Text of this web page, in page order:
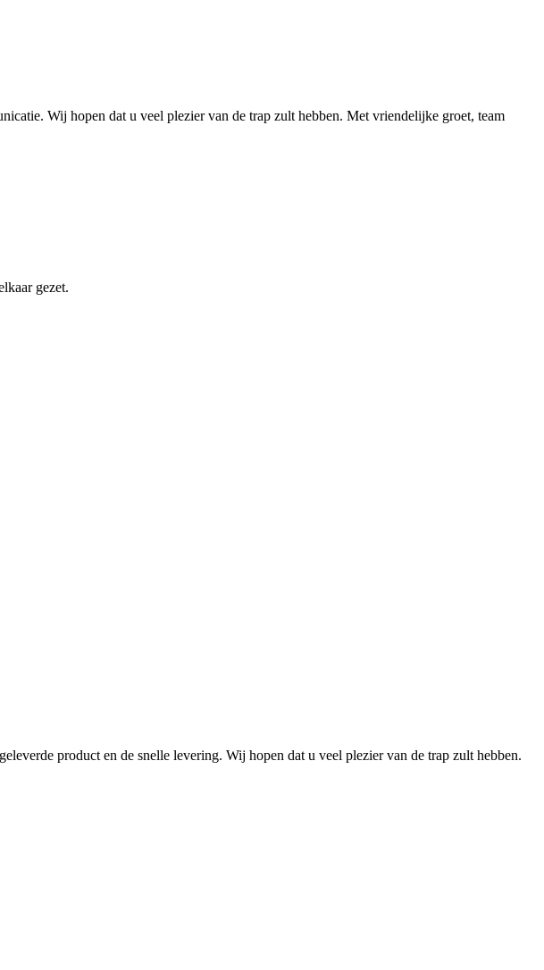
Wij hopen dat u veel plezier van de trap zult hebben. Met vriendelijke groet, team
gezet.
product en de snelle levering. Wij hopen dat u veel plezier van de trap zult hebben.